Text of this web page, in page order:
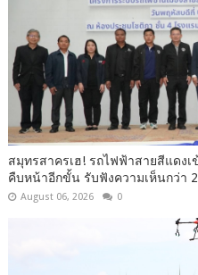
สมุทรสาครเฮ! รถไฟฟ้าสายสีแดง
คืบหน้าอีกขั้น รับฟังความเห็นกว่า
August 06, 2026 0